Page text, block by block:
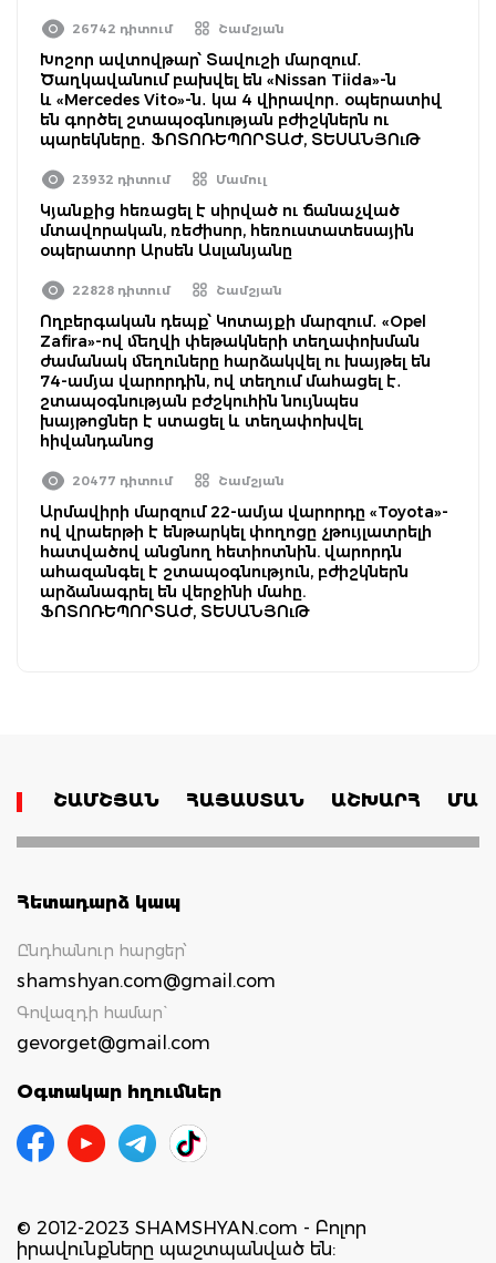
26742 դիտում Շամշյան
Խոշոր ավտովթար՝ Տավուշի մարզում․
Ծաղկավանում բախվել են «Nissan Tiida»-ն
և «Mercedes Vito»-ն․ կա 4 վիրավոր․ օպերատիվ
են գործել շտապօգնության բժիշկներն ու
պարեկները․ ՖՈՏՈՌԵՊՈՐՏԱԺ, ՏԵՍԱՆՅՈւԹ
23932 դիտում Մամուլ
Կյանքից հեռացել է սիրված ու ճանաչված
մտավորական, ռեժիսոր, հեռուստատեսային
օպերատոր Արսեն Ասլանյանը
22828 դիտում Շամշյան
Ողբերգական դեպք՝ Կոտայքի մարզում․ «Opel
Zafira»-ով մեղվի փեթակների տեղափոխման
ժամանակ մեղուները հարձակվել ու խայթել են
74-ամյա վարորդին, ով տեղում մահացել է․
շտապօգնության բժշկուհին նույնպես
խայթոցներ է ստացել և տեղափոխվել
հիվանդանոց
20477 դիտում Շամշյան
Արմավիրի մարզում 22-ամյա վարորդը «Toyota»-
ով վրաերթի է ենթարկել փողոցը չթույլատրելի
հատվածով անցնող հետիոտնին. վարորդն
ահազանգել է շտապօգնություն, բժիշկներն
արձանագրել են վերջինի մահը.
ՖՈՏՈՌԵՊՈՐՏԱԺ, ՏԵՍԱՆՅՈւԹ
ՇԱՄՇՅԱՆ ՀԱՅԱՍՏԱՆ ԱՇԽԱՐՀ
Հետադարձ կապ
Ընդհանուր հարցեր՝
shamshyan.com@gmail.com
Գովազդի համար`
gevorget@gmail.com
Օգտակար հղումներ
© 2012-2023 SHAMSHYAN.com - Բոլոր
իրավունքները պաշտպանված են: